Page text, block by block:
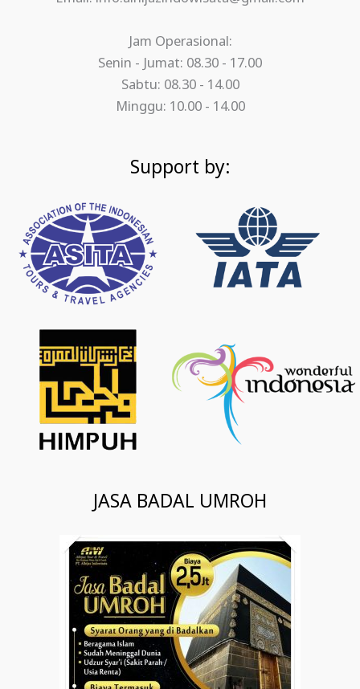
Jam Operasional:
Senin - Jumat: 08.30 - 17.00
Sabtu: 08.30 - 14.00
Minggu: 10.00 - 14.00
Support by:
JASA BADAL UMROH